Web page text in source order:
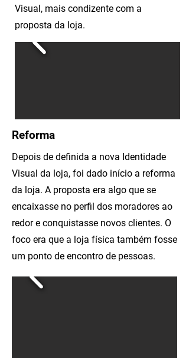
Visual, mais condizente com a
proposta da loja.
Reforma
Depois de definida a nova Identidade
Visual da loja, foi dado início a reforma
da loja. A proposta era algo que se
encaixasse no perfil dos moradores ao
redor e conquistasse novos clientes. O
foco era que a loja física também fosse
um ponto de encontro de pessoas.